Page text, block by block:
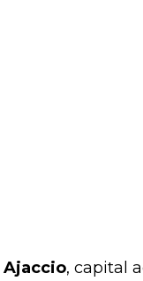
Ajaccio, capital